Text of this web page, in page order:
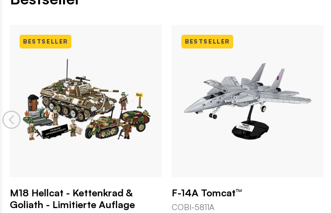
BESTSELLER
M18 Hellcat - Kettenkrad &
Goliath - Limitierte Auflage
BESTSELLER
F-14A Tomcat™
COBI-5811A